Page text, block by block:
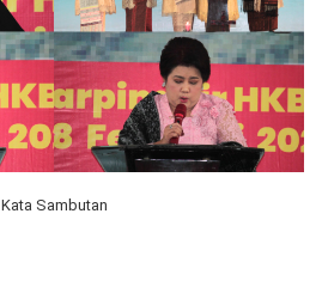
Kata Sambutan